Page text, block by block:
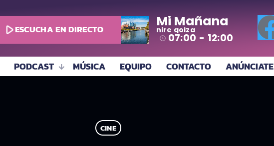
play_arrowESCUCHA EN DIRECTO Mi Mañana
nire goiza
access_time 07:00 - 12:00
PODCAST MÚSICA EQUIPO CONTACTO ANÚNCIATE
CINE